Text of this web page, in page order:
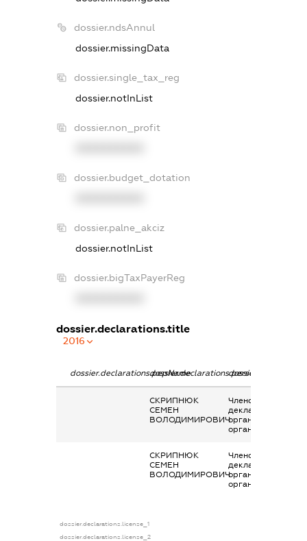
dossier.ndsAnnul
dossier.missingData
dossier.single_tax_reg
dossier.notInList
dossier.non_profit
dossier.budget_dotation
dossier.palne_akciz
dossier.notInList
dossier.bigTaxPayerReg
dossier.declarations.title
2016
dossier.declarations.pepNamedossier.declarations.personName
СКРИПНЮК
СЕМЕН
ВОЛОДИМИРОВИЧ
Членство суб’єкта
декларування в
організаціях та їх
органах
СКРИПНЮК
СЕМЕН
ВОЛОДИМИРОВИЧ
Членство суб’єкта
декларування в
організаціях та їх
органах
dossier.declarations.license_1
dossier.declarations.license_2